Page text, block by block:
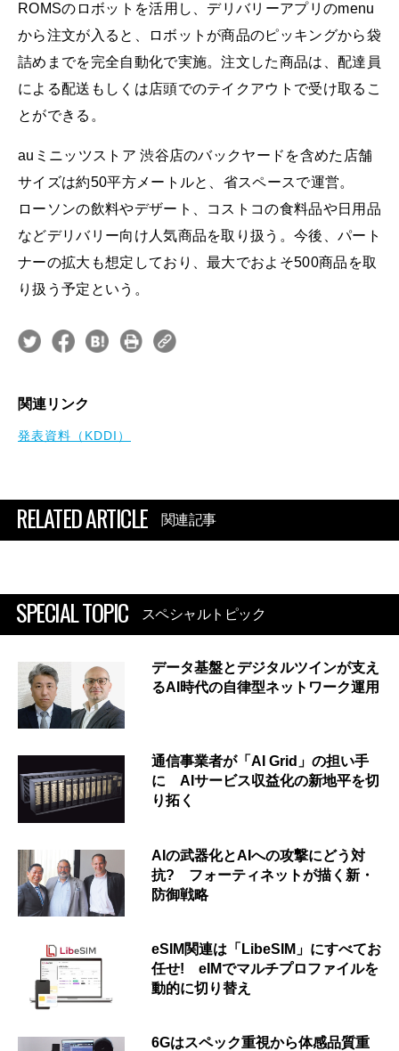
ROMSのロボットを活用し、デリバリーアプリのmenu
から注文が入ると、ロボットが商品のピッキングから袋
詰めまでを完全自動化で実施。注文した商品は、配達員
による配送もしくは店頭でのテイクアウトで受け取るこ
とができる。
auミニッツストア 渋谷店のバックヤードを含めた店舗
サイズは約50平方メートルと、省スペースで運営。
ローソンの飲料やデザート、コストコの食料品や日用品
などデリバリー向け人気商品を取り扱う。今後、パート
ナーの拡大も想定しており、最大でおよそ500商品を取
り扱う予定という。
関連リンク
発表資料（KDDI）
RELATED ARTICLE 関連記事
SPECIAL TOPIC スペシャルトピック
データ基盤とデジタルツインが支え
るAI時代の自律型ネットワーク運用
通信事業者が「AI Grid」の担い手
に AIサービス収益化の新地平を切
り拓く
AIの武器化とAIへの攻撃にどう対
抗? フォーティネットが描く新・
防御戦略
eSIM関連は「LibeSIM」にすべてお
任せ! eIMでマルチプロファイルを
動的に切り替え
6Gはスペック重視から体感品質重